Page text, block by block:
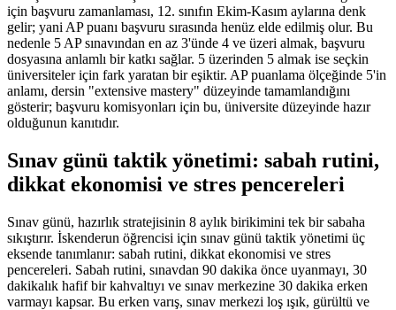
için başvuru zamanlaması, 12. sınıfın Ekim-Kasım aylarına denk
gelir; yani AP puanı başvuru sırasında henüz elde edilmiş olur. Bu
nedenle 5 AP sınavından en az 3'ünde 4 ve üzeri almak, başvuru
dosyasına anlamlı bir katkı sağlar. 5 üzerinden 5 almak ise seçkin
üniversiteler için fark yaratan bir eşiktir. AP puanlama ölçeğinde 5'in
anlamı, dersin "extensive mastery" düzeyinde tamamlandığını
gösterir; başvuru komisyonları için bu, üniversite düzeyinde hazır
olduğunun kanıtıdır.
Sınav günü taktik yönetimi: sabah rutini,
dikkat ekonomisi ve stres pencereleri
Sınav günü, hazırlık stratejisinin 8 aylık birikimini tek bir sabaha
sıkıştırır. İskenderun öğrencisi için sınav günü taktik yönetimi üç
eksende tanımlanır: sabah rutini, dikkat ekonomisi ve stres
pencereleri. Sabah rutini, sınavdan 90 dakika önce uyanmayı, 30
dakikalık hafif bir kahvaltıyı ve sınav merkezine 30 dakika erken
varmayı kapsar. Bu erken varış, sınav merkezi loş ışık, gürültü ve